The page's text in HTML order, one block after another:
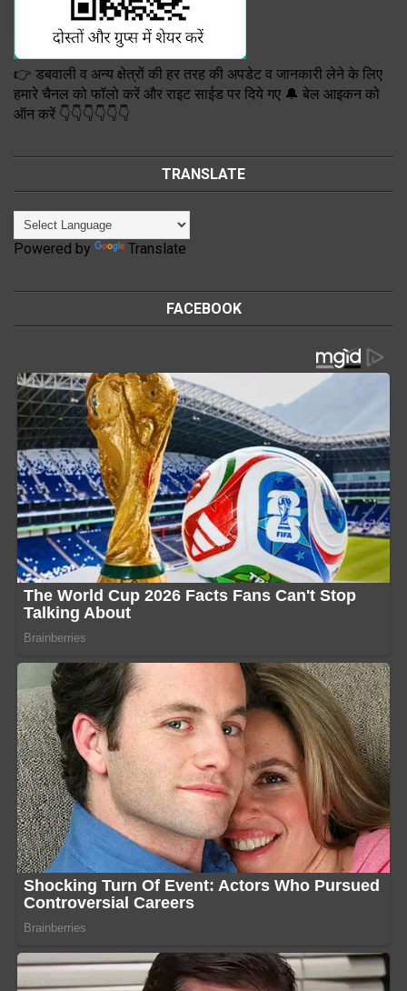
👉 डबवाली व अन्य क्षेत्रों की हर तरह की अपडेट व जानकारी लेने के लिए
हमारे चैनल को फॉलो करें और राइट साईड पर दिये गए 🔔 बेल आइकन को
ऑन करें 👇👇👇👇👇👇
TRANSLATE
Powered by Translate
FACEBOOK